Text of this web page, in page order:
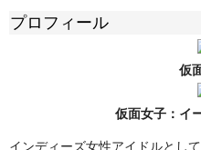
プロフィール
仮
仮面女子： イ
インディーズ女性アイドルとし